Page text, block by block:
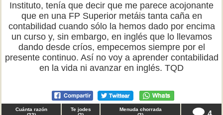
Instituto, tenía que decir que me parece acojonante
que en una FP Superior metáis tanta caña en
contabilidad cuando sólo la hemos dado por encima
un curso y, sin embargo, en inglés que lo llevamos
dando desde críos, empecemos siempre por el
presente continuo. Así no voy a aprender contabilidad
en la vida ni avanzar en inglés. TQD
Cuánta razón
Te jodes
Menuda chorrada